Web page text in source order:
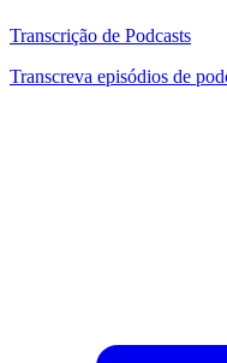
Transcrição de Podcasts
Transcreva episódios de